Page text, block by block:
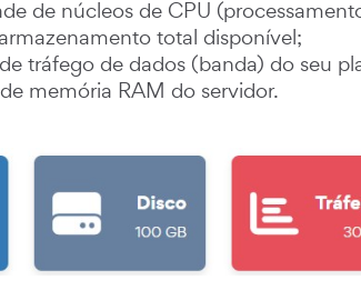
de núcleos de CPU
total disponível;
tráfego de dados (banda) do seu
memória RAM do servidor.